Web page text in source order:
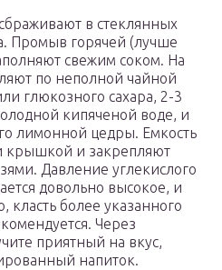
в стеклянных
Промыв горячей (лучше
свежим соком. На
по неполной чайной
глюкозного сахара, 2-3
кипяченой воде, и
лимонной цедры. Емкость
крышкой и закрепляют
Давление углекислого
довольно высокое, и
класть более указанного
Через
приятный на вкус,
напиток.